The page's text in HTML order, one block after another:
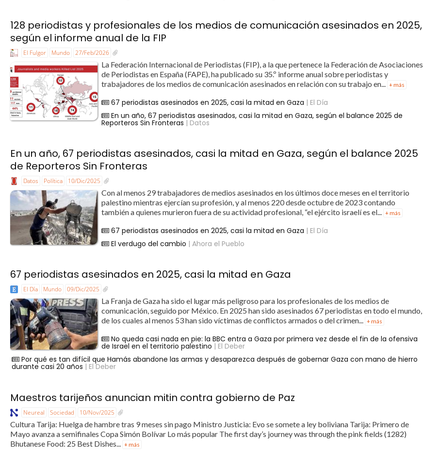
128 periodistas y profesionales de los medios de comunicación asesinados en 2025,
según el informe anual de la FIP
El Fulgor Mundo 27/Feb/2026
La Federación Internacional de Periodistas (FIP), a la que pertenece la Federación de Asociaciones
de Periodistas en España (FAPE), ha publicado su 35.º informe anual sobre periodistas y
trabajadores de los medios de comunicación asesinados en relación con su trabajo en...
+ más
67 periodistas asesinados en 2025, casi la mitad en Gaza | El Día
En un año, 67 periodistas asesinados, casi la mitad en Gaza, según el balance 2025 de
Reporteros Sin Fronteras | Datos
En un año, 67 periodistas asesinados, casi la mitad en Gaza, según el balance 2025
de Reporteros Sin Fronteras
Datos Política 10/Dic/2025
Con al menos 29 trabajadores de medios asesinados en los últimos doce meses en el territorio
palestino mientras ejercían su profesión, y al menos 220 desde octubre de 2023 contando
también a quienes murieron fuera de su actividad profesional, “el ejército israelí es el... + más
67 periodistas asesinados en 2025, casi la mitad en Gaza | El Día
El verdugo del cambio | Ahora el Pueblo
67 periodistas asesinados en 2025, casi la mitad en Gaza
El Día Mundo 09/Dic/2025
La Franja de Gaza ha sido el lugar más peligroso para los profesionales de los medios de
comunicación, seguido por México. En 2025 han sido asesinados 67 periodistas en todo el mundo,
de los cuales al menos 53 han sido víctimas de conflictos armados o del crimen... + más
No queda casi nada en pie: la BBC entra a Gaza por primera vez desde el fin de la ofensiva
de Israel en el territorio palestino | El Deber
Por qué es tan difícil que Hamás abandone las armas y desaparezca después de gobernar Gaza con mano de hierro
durante casi 20 años | El Deber
Maestros tarijeños anuncian mitin contra gobierno de Paz
Neureal Sociedad 10/Nov/2025
Cultura Tarija: Huelga de hambre tras 9 meses sin pago Ministro Justicia: Evo se somete a ley boliviana Tarija: Primero de
Mayo avanza a semifinales Copa Simón Bolívar Lo más popular The first day’s journey was through the pink fields (1282)
Bhutanese Food: 25 Best Dishes...
+ más